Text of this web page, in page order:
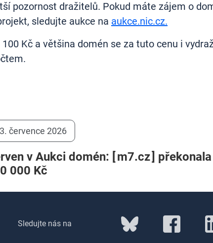
pozornost dražitelů. Pokud máte zájem o
sledujte aukce na aukce.nic.cz.
Kč a většina domén se za tuto cenu i
v Aukci domén: [ m7.cz ]
000 Kč
července 2026
Sledujte nás na